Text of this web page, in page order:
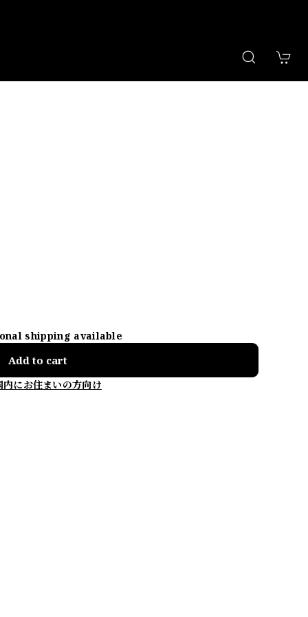
shipping available
Add to cart
内にお住まいの方向け